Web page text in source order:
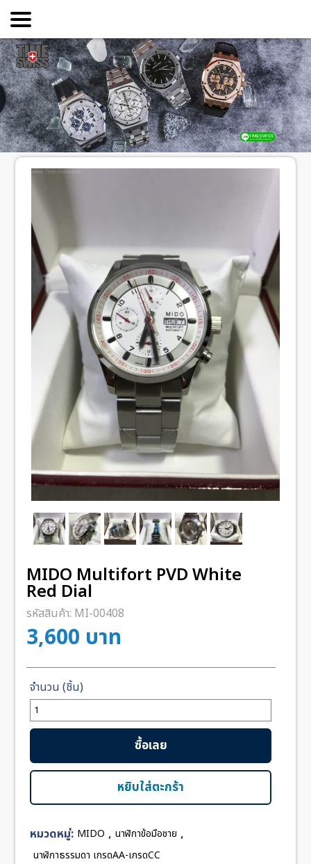
MIDO Multifort PVD White
Red Dial
รหัสสินค้า: MI-00408
3,600 บาท
จำนวน
MIDO
Multifort
White
Dial
หยิบใส่ตะกร้า
ซื้อเลย
หมวดหมู่: MIDO , นาฬิกาข้อมือชาย ,
นาฬิกาธรรมดา เกรดAA-เกรดCC